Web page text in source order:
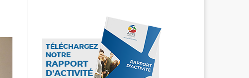
TÉLÉCHARGEZ
NOTRE
RAPPORT
D'ACTIVITÉ